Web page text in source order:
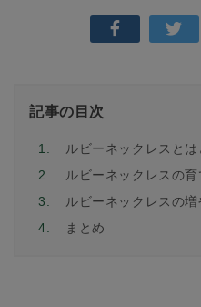
記事の目次
1.
ルビーネックレスと
2.
ルビーネックレスの育
3.
ルビーネックレスの増
4.
まとめ